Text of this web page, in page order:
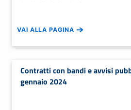
VAI ALLA PAGINA
Contratti con bandi e avvisi
gennaio 2024